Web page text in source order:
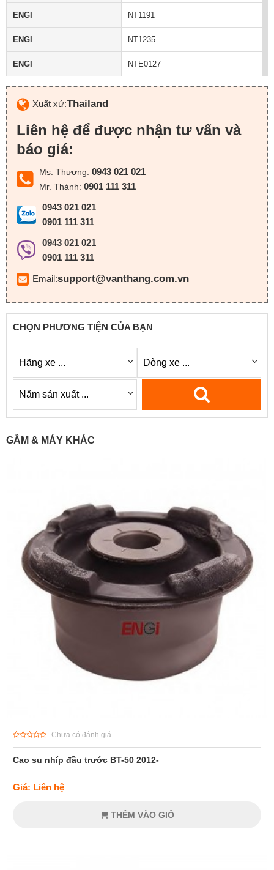
ENGI NT1191
ENGI NT1235
ENGI NTE0127
Xuất xứ:Thailand
Liên hệ để được nhận tư vấn và
báo giá:
Ms. Thương: 0943 021 021
Mr. Thành: 0901 111 311
0943 021 021
0901 111 311
0943 021 021
0901 111 311
Email:support@vanthang.com.vn
CHỌN PHƯƠNG TIỆN CỦA BẠN
GẦM & MÁY KHÁC
Chưa có đánh giá
Cao su nhíp đầu trước BT-50 2012-
Giá: Liên hệ
THÊM VÀO GIỎ